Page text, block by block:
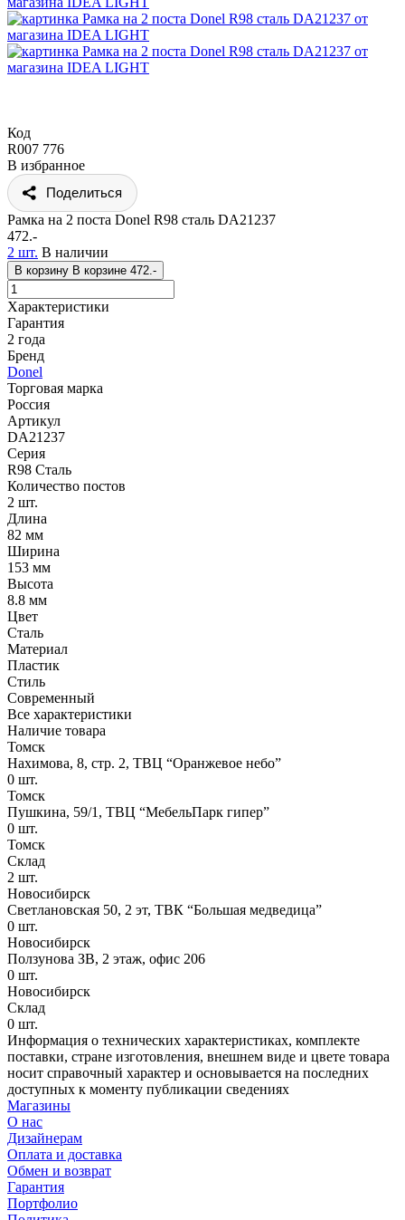
Код
R007 776
В избранное
Поделиться
Рамка на 2 поста Donel R98 сталь DA21237
472.-
2 шт. В наличии
В корзину В корзине 472.-
Характеристики
Гарантия
2 года
Бренд
Donel
Торговая марка
Россия
Артикул
DA21237
Серия
R98 Сталь
Количество постов
2 шт.
Длина
82 мм
Ширина
153 мм
Высота
8.8 мм
Цвет
Сталь
Материал
Пластик
Стиль
Современный
Все характеристики
Наличие товара
Томск
Нахимова, 8, стр. 2​, ТВЦ “Оранжевое небо​”
0 шт.
Томск
Пушкина, 59/1, ТВЦ “МебельПарк гипер”
0 шт.
Томск
Склад
2 шт.
Новосибирск
Светлановская 50, 2 эт, ТВК “Большая медведица”
0 шт.
Новосибирск
Ползунова ЗВ, 2 этаж, офис 206
0 шт.
Новосибирск
Склад
0 шт.
Информация о технических характеристиках, комплекте
поставки, стране изготовления, внешнем виде и цвете товара
носит справочный характер и основывается на последних
доступных к моменту публикации сведениях
Магазины
О нас
Дизайнерам
Оплата и доставка
Обмен и возврат
Гарантия
Портфолио